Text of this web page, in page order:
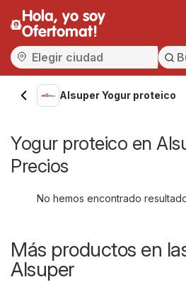
Hola, yo soy
Ofertomat!
Alsuper Yogur proteico
Yogur proteico en
Precios
No hemos encontrado
Más productos en
Alsuper